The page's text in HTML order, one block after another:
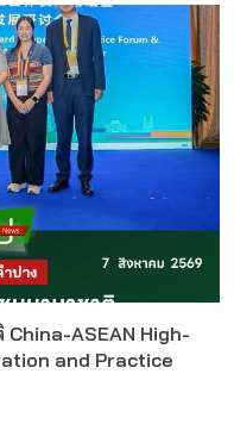
ปาง
ASEAN High-
and Practice